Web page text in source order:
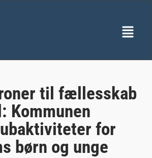
til fællesskab
Kommunen
for
børn og unge